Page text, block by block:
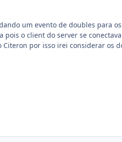
um evento de doubles para
o client do server se
por isso irei considerar os